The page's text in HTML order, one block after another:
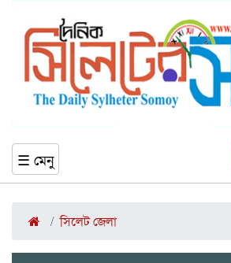
☰ মেনু
সিলেট জেলা